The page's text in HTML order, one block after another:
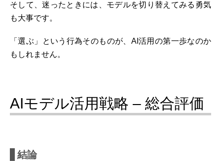
そして、迷ったときには、モデルを切り替えてみる勇気
も大事です。
「選ぶ」という行為そのものが、AI活用の第一歩なのか
もしれません。
AIモデル活用戦略 – 総合評価
結論